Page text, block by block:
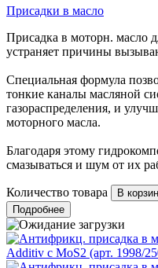
Присадки в масло
Присадка в моторн. масло
устраняет причины
Специальная формула
тонкие каналы масляной
газораспределения, и
моторного масла.
Благодаря этому
смазываться и шум от их
Количество товара
Подробнее